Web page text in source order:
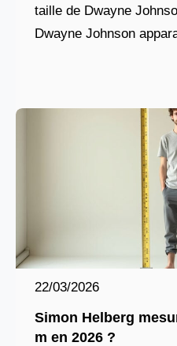
taille de Dwayne
Dwayne Johnson
22/03/2026
Simon Helberg
m en 2026 ?